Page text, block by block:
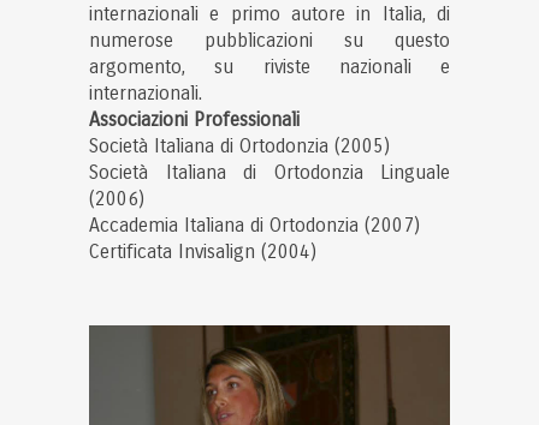
internazionali e primo autore in Italia, di
numerose pubblicazioni su questo
argomento, su riviste nazionali e
internazionali.
Associazioni Professionali
Società Italiana di Ortodonzia (2005)
Società Italiana di Ortodonzia Linguale
(2006)
Accademia Italiana di Ortodonzia (2007)
Certificata Invisalign (2004)